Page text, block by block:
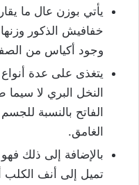
خفافيش الذكور
وجود أكياس من
يتغذى على عدة أنواع
النخل البري لا سيما
الفاتح بالنسبة للجسم
الغامق.
بالإضافة إلى ذلك
تميل إلى أنف الكلب